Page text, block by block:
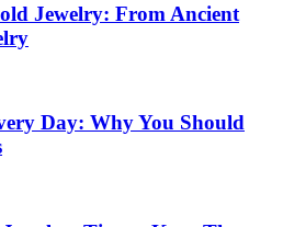
Jewelry: From Ancient
Day: Why You Should